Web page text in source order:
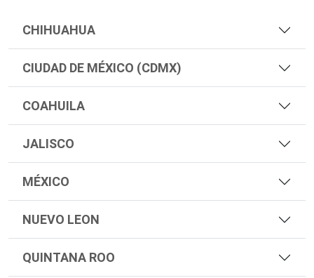
CHIHUAHUA
CIUDAD DE MÉXICO (CDMX)
COAHUILA
JALISCO
MÉXICO
NUEVO LEON
QUINTANA ROO